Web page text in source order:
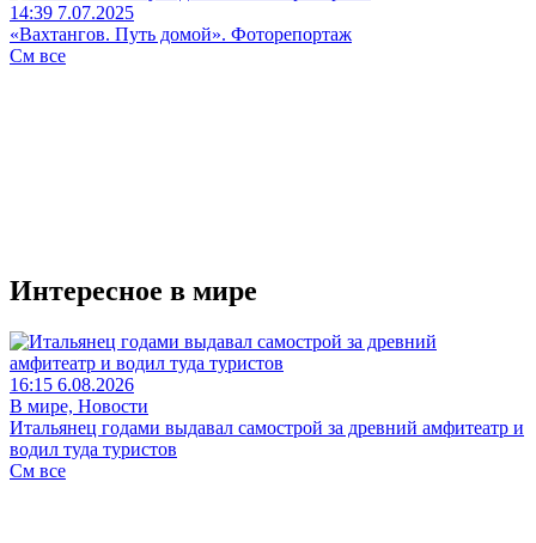
14:39 7.07.2025
«Вахтангов. Путь домой». Фоторепортаж
См все
Интересное в мире
16:15 6.08.2026
В мире, Новости
Итальянец годами выдавал самострой за древний амфитеатр и
водил туда туристов
См все